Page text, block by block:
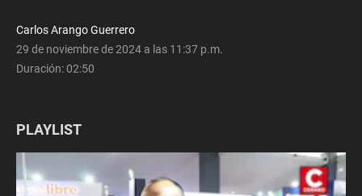
Carlos Arango Guerrero
29 de noviembre de 2024 a las 11:37 p.m.
Duración:02:50
PLAYLIST